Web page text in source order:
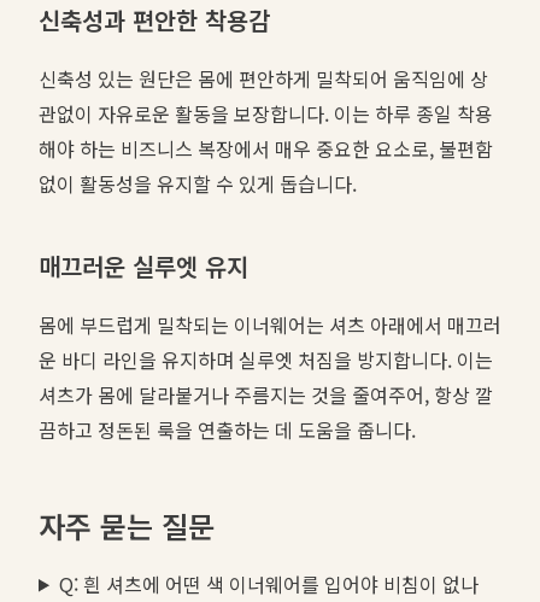
신축성과 편안한 착용감
신축성 있는 원단은 몸에 편안하게 밀착되어 움직임에 상
관없이 자유로운 활동을 보장합니다. 이는 하루 종일 착용
해야 하는 비즈니스 복장에서 매우 중요한 요소로, 불편함
없이 활동성을 유지할 수 있게 돕습니다.
매끄러운 실루엣 유지
몸에 부드럽게 밀착되는 이너웨어는 셔츠 아래에서 매끄러
운 바디 라인을 유지하며 실루엣 처짐을 방지합니다. 이는
셔츠가 몸에 달라붙거나 주름지는 것을 줄여주어, 항상 깔
끔하고 정돈된 룩을 연출하는 데 도움을 줍니다.
자주 묻는 질문
Q: 흰 셔츠에 어떤 색 이너웨어를 입어야 비침이 없나